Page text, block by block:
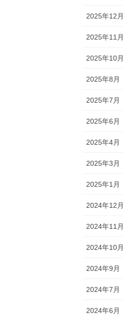
2025年12月
2025年11月
2025年10月
2025年8月
2025年7月
2025年6月
2025年4月
2025年3月
2025年1月
2024年12月
2024年11月
2024年10月
2024年9月
2024年7月
2024年6月